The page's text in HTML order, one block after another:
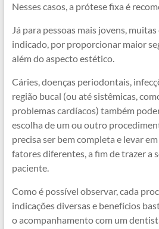
Nesses casos, a prótese fixa é
Já para pessoas mais jovens,
indicado, por proporcionar maior
além do aspecto estético.
Cáries, doenças periodontais,
região bucal (ou até sistêmicas,
problemas cardíacos) também
escolha de um ou outro
precisa ser bem completa e levar
fatores diferentes, a fim de trazer a
paciente.
Como é possível observar, cada
indicações diversas e benefícios
o acompanhamento com um